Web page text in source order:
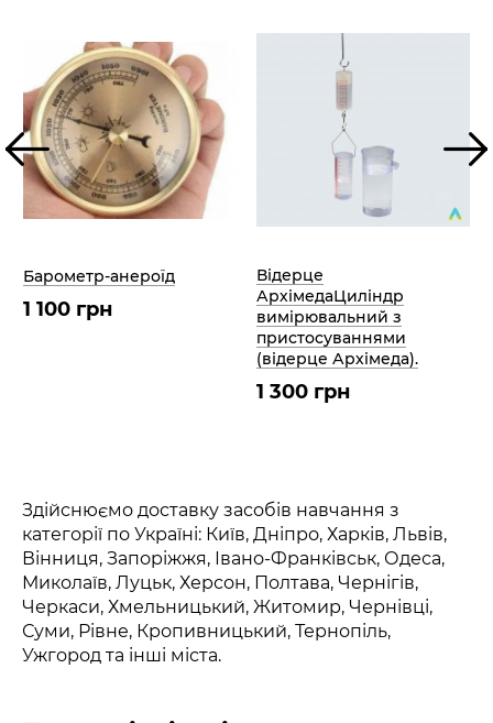
Барометр-анероїд
1 100 грн
Відерце
АрхімедаЦиліндр
вимірювальний з
пристосуваннями
(відерце Архімеда).
1 300 грн
Здійснюємо доставку засобів навчання з
категорії по Україні: Київ, Дніпро, Харків, Львів,
Вінниця, Запоріжжя, Івано-Франківськ, Одеса,
Миколаїв, Луцьк, Херсон, Полтава, Чернігів,
Черкаси, Хмельницький, Житомир, Чернівці,
Суми, Рівне, Кропивницький, Тернопіль,
Ужгород та інші міста.